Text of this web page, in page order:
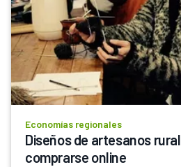
Economías regionales
Diseños de artesanos
comprarse online